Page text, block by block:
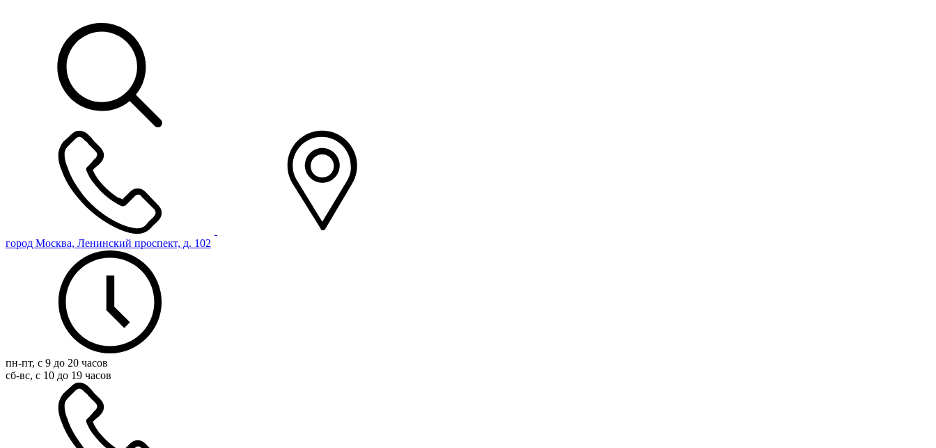
город Москва, Ленинский проспект, д. 102
пн-пт, с 9 до 20 часов
сб-вс, с 10 до 19 часов